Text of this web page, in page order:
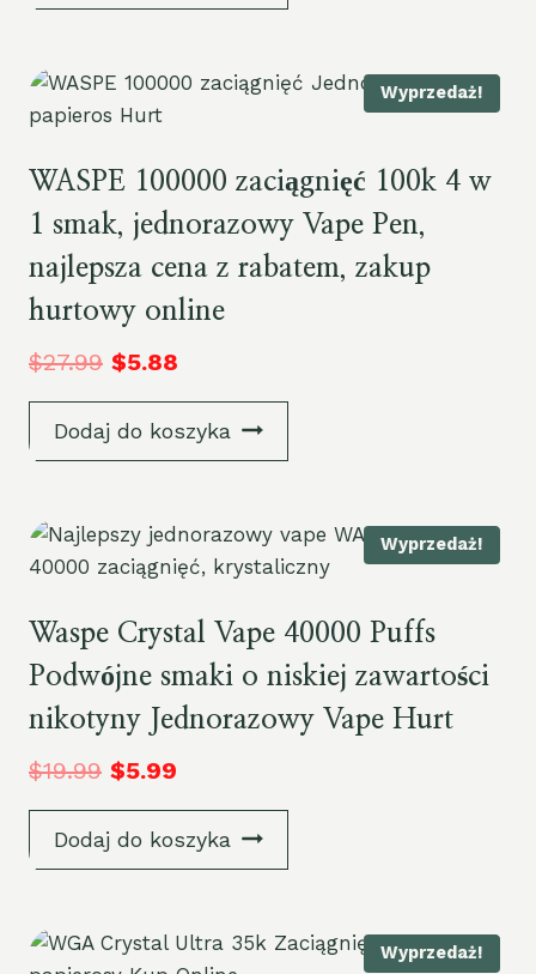
Wyprzedaż!
WASPE 100000 zaciągnięć 100k 4 w
1 smak, jednorazowy Vape Pen,
najlepsza cena z rabatem, zakup
hurtowy online
$27.99 $5.88
Dodaj do koszyka
Wyprzedaż!
Waspe Crystal Vape 40000 Puffs
Podwójne smaki o niskiej zawartości
nikotyny Jednorazowy Vape Hurt
$19.99 $5.99
Dodaj do koszyka
Wyprzedaż!